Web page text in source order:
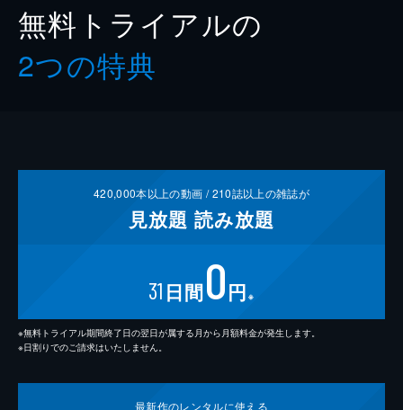
無料トライアルの
2つの特典
420,000本以上の動画 /210誌以上の雑誌が
見放題 読み放題
31 日間0円 ※
※無料トライアル期間終了日の翌日が属する月から月額料金が発生します。
※日割りでのご請求はいたしません。
最新作のレンタルに使える